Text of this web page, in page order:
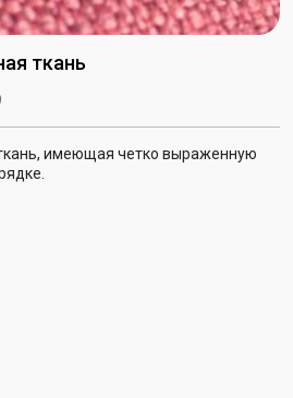
ткань
имеющая четко выраженную